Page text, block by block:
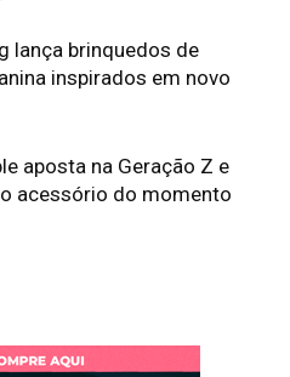
lança brinquedos de
inspirados em novo
aposta na Geração Z e
acessório do momento